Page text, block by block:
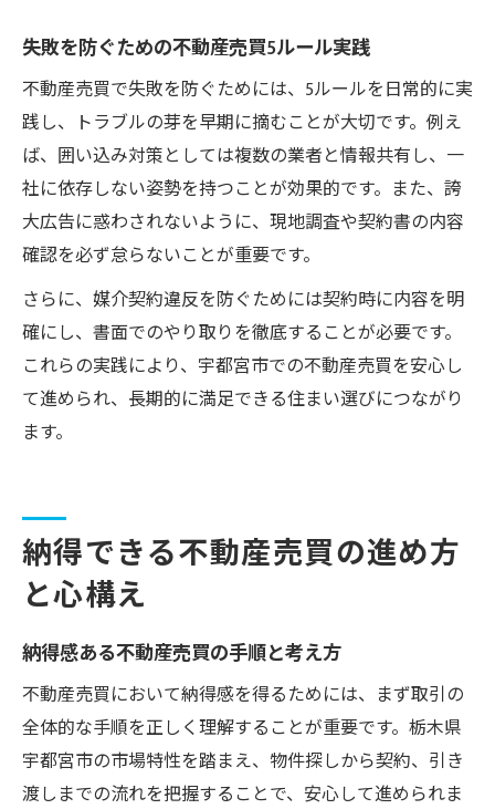
失敗を防ぐための不動産売買5ルール実践
不動産売買で失敗を防ぐためには、5ルールを日常的に実
践し、トラブルの芽を早期に摘むことが大切です。例え
ば、囲い込み対策としては複数の業者と情報共有し、一
社に依存しない姿勢を持つことが効果的です。また、誇
大広告に惑わされないように、現地調査や契約書の内容
確認を必ず怠らないことが重要です。
さらに、媒介契約違反を防ぐためには契約時に内容を明
確にし、書面でのやり取りを徹底することが必要です。
これらの実践により、宇都宮市での不動産売買を安心し
て進められ、長期的に満足できる住まい選びにつながり
ます。
納得できる不動産売買の進め方
と心構え
納得感ある不動産売買の手順と考え方
不動産売買において納得感を得るためには、まず取引の
全体的な手順を正しく理解することが重要です。栃木県
宇都宮市の市場特性を踏まえ、物件探しから契約、引き
渡しまでの流れを把握することで、安心して進められま